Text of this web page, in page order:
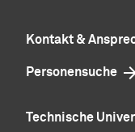
Kontakt &
Personensuche
Technische